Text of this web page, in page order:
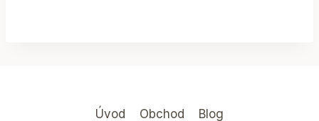
Úvod Obchod Blog